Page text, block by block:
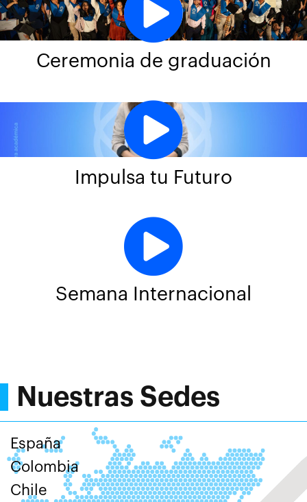
Ceremonia de graduación
Impulsa tu Futuro
Semana Internacional
Nuestras Sedes
España
Colombia
Chile